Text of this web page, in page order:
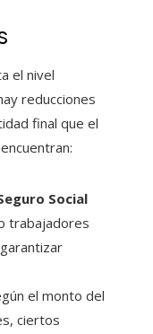
el nivel
reducciones
final que el
Social
trabajadores
el monto del
ciertos